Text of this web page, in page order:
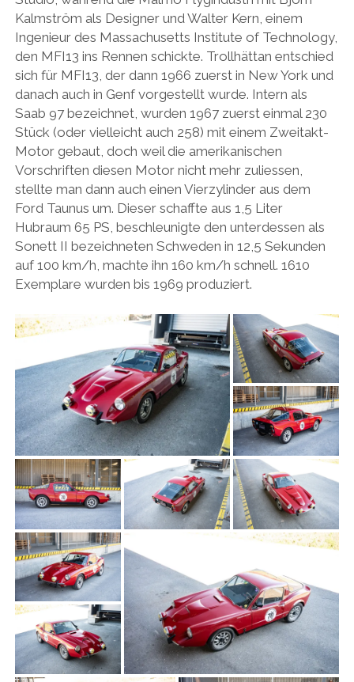
Kalmström als Designer und Walter Kern, einem
Ingenieur des Massachusetts Institute of Technology,
den MFI13 ins Rennen schickte. Trollhättan entschied
sich für MFI13, der dann 1966 zuerst in New York und
danach auch in Genf vorgestellt wurde. Intern als
Saab 97 bezeichnet, wurden 1967 zuerst einmal 230
Stück (oder vielleicht auch 258) mit einem Zweitakt-
Motor gebaut, doch weil die amerikanischen
Vorschriften diesen Motor nicht mehr zuliessen,
stellte man dann auch einen Vierzylinder aus dem
Ford Taunus um. Dieser schaffte aus 1,5 Liter
Hubraum 65 PS, beschleunigte den unterdessen als
Sonett II bezeichneten Schweden in 12,5 Sekunden
auf 100 km/h, machte ihn 160 km/h schnell. 1610
Exemplare wurden bis 1969 produziert.